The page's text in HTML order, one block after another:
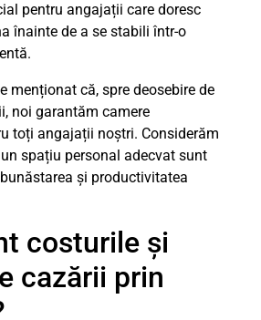
pentru angajații care doresc
înainte de a se stabili într-o
menționat că, spre deosebire de
noi garantăm camere
toți angajații noștri. Considerăm
spațiu personal adecvat sunt
și productivitatea
costurile și
cazării prin